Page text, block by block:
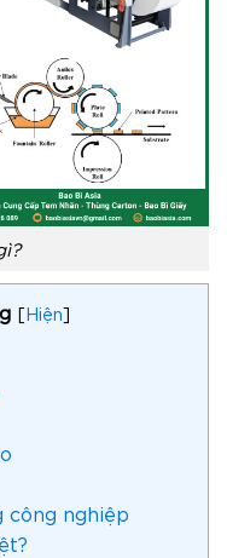
[Hiện]
công nghiệp